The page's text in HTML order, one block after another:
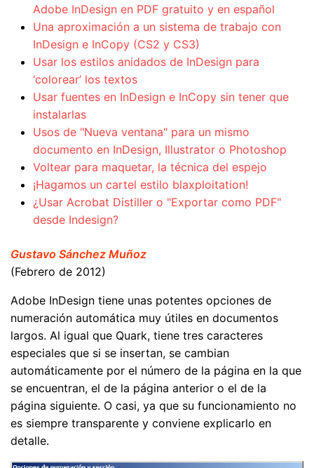
Adobe InDesign en PDF gratuito y en español
Una aproximación a un sistema de trabajo con
InDesign e InCopy (CS2 y CS3)
Usar los estilos anidados de InDesign para
‘colorear’ los textos
Usar fuentes en InDesign e InCopy sin tener que
instalarlas
Usos de "Nueva ventana" para un mismo
documento en InDesign, Illustrator o Photoshop
Voltear para maquetar, la técnica del espejo
¡Hagamos un cartel estilo blaxploitation!
¿Usar Acrobat Distiller o "Exportar como PDF"
desde Indesign?
Gustavo Sánchez Muñoz
(Febrero de 2012)
Adobe InDesign tiene unas potentes opciones de
numeración automática muy útiles en documentos
largos. Al igual que Quark, tiene tres caracteres
especiales que si se insertan, se cambian
automáticamente por el número de la página en la que
se encuentran, el de la página anterior o el de la
página siguiente. O casi, ya que su funcionamiento no
es siempre transparente y conviene explicarlo en
detalle.